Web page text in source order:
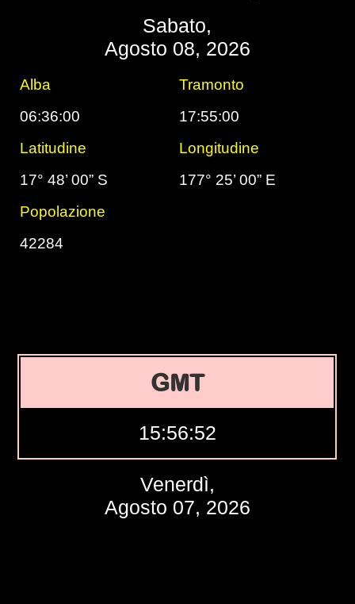
Sabato,
Agosto 08, 2026
Alba
Tramonto
06:36:00
17:55:00
Latitudine
Longitudine
17° 48’ 00” S
177° 25’ 00” E
Popolazione
42284
GMT
15:56:53
Venerdì,
Agosto 07, 2026